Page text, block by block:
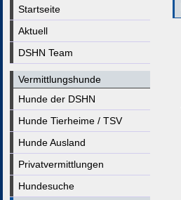
Startseite
Aktuell
DSHN Team
Vermittlungshunde
Hunde der DSHN
Hunde Tierheime / TSV
Hunde Ausland
Privatvermittlungen
Hundesuche